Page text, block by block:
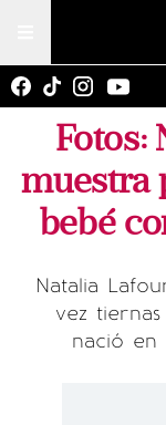
Fotos:
muestra
bebé
Natalia
vez
nació en